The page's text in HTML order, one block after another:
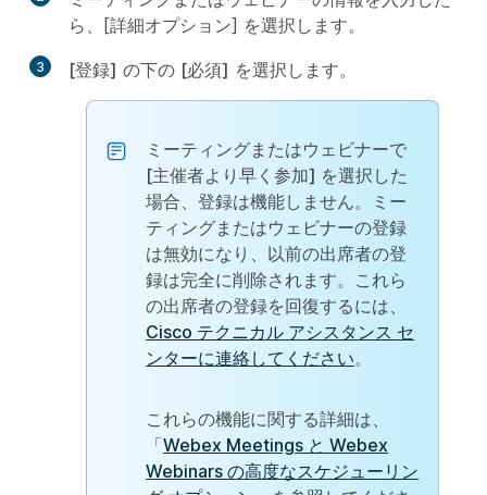
ら、[詳細オプション] を選択します。
3 [登録] の下の [必須] を選択します。
ミーティングまたはウェビナーで
[主催者より早く参加] を選択した
場合、登録は機能しません。ミー
ティングまたはウェビナーの登録
は無効になり、以前の出席者の登
録は完全に削除されます。これら
の出席者の登録を回復するには、
Cisco テクニカル アシスタンス セ
ンターに連絡してください。
これらの機能に関する詳細は、
「Webex Meetings と Webex
Webinars の高度なスケジューリン